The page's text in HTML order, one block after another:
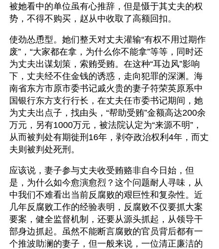
被她看中的单位虽有心推辞，但是慑于其丈夫的权
势，不得不购买，赵从中收取了高额回扣。
使劲怂恿型。她们整天对丈夫灌输“有权不用过期作
废”，“大家都在拿，为什么你不能拿”等等，同时还
为丈夫出谋划策，索贿受贿。在这种“耳边风”影响
下，丈夫经不住金钱的诱惑，走向犯罪的深渊。海
南省东方市原市委书记戚火贵的妻子符荣英原系中
国银行东方支行行长，在丈夫任市委书记期间，她
为丈夫出点子，找由头，“帮助受贿”金额高达200余
万元，另有1000万元，被法院认定为“来源不明”，
从而被判处有期徙刑16年，剥夺政治权利4年，而丈
夫则被判处死刑。
应该说，妻子参与丈夫收受贿赂非自今日始，但
是，为什么如今愈演愈烈？这个问题耐人寻味，从
中我们不难看出当前反腐败的艰巨性和复杂性。近
几年反腐败工作的经验表明，反腐败不仅要抓大案
要案，健全监督机制，还要从源头抓起，从领导干
部身边抓起。虽然不能断言腐败的官员背后都有一
个推波助澜的妻子，但一般来说，一位清正廉洁的